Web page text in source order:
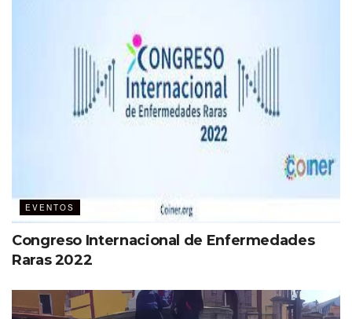
EVENTOS
Congreso Internacional de Enfermedades
Raras 2022